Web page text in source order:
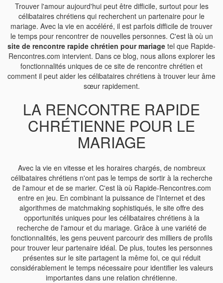
Trouver l'amour aujourd'hui peut être difficile, surtout pour les
célibataires chrétiens qui recherchent un partenaire pour le
mariage. Avec la vie en accéléré, il est parfois difficile de trouver
le temps pour rencontrer de nouvelles personnes. C'est là où un
site de rencontre rapide chrétien pour mariage tel que Rapide-
Rencontres.com intervient. Dans ce blog, nous allons explorer les
fonctionnalités uniques de ce site de rencontre chrétien et
comment il peut aider les célibataires chrétiens à trouver leur âme
sœur rapidement.
LA RENCONTRE RAPIDE
CHRÉTIENNE POUR LE
MARIAGE
Avec la vie en vitesse et les horaires chargés, de nombreux
célibataires chrétiens n'ont pas le temps de sortir à la recherche
de l'amour et de se marier. C'est là où Rapide-Rencontres.com
entre en jeu. En combinant la puissance de l'Internet et des
algorithmes de matchmaking sophistiqués, le site offre des
opportunités uniques pour les célibataires chrétiens à la
recherche de l'amour et du mariage. Grâce à une variété de
fonctionnalités, les gens peuvent parcourir des milliers de profils
pour trouver leur partenaire idéal. De plus, toutes les personnes
présentes sur le site partagent la même foi, ce qui réduit
considérablement le temps nécessaire pour identifier les valeurs
importantes dans une relation chrétienne.